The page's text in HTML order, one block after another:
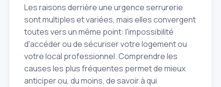
Les raisons derrière une urgence serrurerie
sont multiples et variées, mais elles convergent
toutes vers un même point: l'impossibilité
d'accéder ou de sécuriser votre logement ou
votre local professionnel. Comprendre les
causes les plus fréquentes permet de mieux
anticiper ou, du moins, de savoir à qui